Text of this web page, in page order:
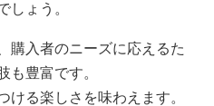
しょう。
購入者のニーズに応えるた
も豊富です。
ける楽しさを味わえます。